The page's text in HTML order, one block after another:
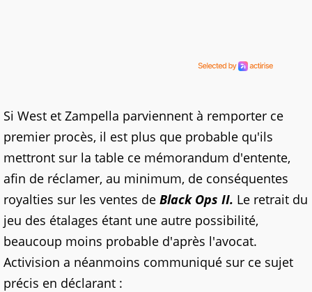
Si West et Zampella parviennent à remporter ce
premier procès, il est plus que probable qu'ils
mettront sur la table ce mémorandum d'entente,
afin de réclamer, au minimum, de conséquentes
royalties sur les ventes de Black Ops II. Le retrait du
jeu des étalages étant une autre possibilité,
beaucoup moins probable d'après l'avocat.
Activision a néanmoins communiqué sur ce sujet
précis en déclarant :